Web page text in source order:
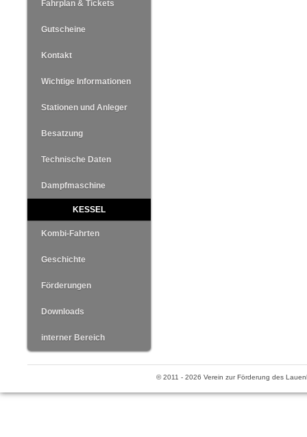
überspringen
Fahrplan & Tickets
Gutscheine
Kontakt
Wichtige Informationen
Stationen und Anleger
Besatzung
Technische Daten
Dampfmaschine
KESSEL
Kombi-Fahrten
Geschichte
Förderungen
Downloads
interner Bereich
© 2011 - 2026 Verein zur Förderung des